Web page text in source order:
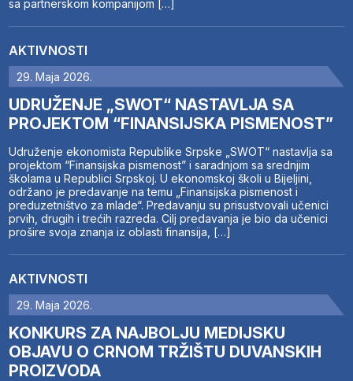
sa partnerskom kompanijom […]
AKTIVNOSTI
29. Maja 2026.
UDRUŽENJE „SWOT“ NASTAVLJA SA
PROJEKTOM “FINANSIJSKA PISMENOST”
Udruženje ekonomista Republike Srpske „SWOT“ nastavlja sa
projektom “Finansijska pismenost” i saradnjom sa srednjim
školama u Republici Srpskoj. U ekonomskoj školi u Bijeljini,
održano je predavanje na temu „Finansijska pismenost i
preduzetništvo za mlade“. Predavanju su prisustvovali učenici
prvih, drugih i trećih razreda. Cilj predavanja je bio da učenici
prošire svoja znanja iz oblasti finansija, […]
AKTIVNOSTI
29. Maja 2026.
KONKURS ZA NAJBOLJU MEDIJSKU
OBJAVU O CRNOM TRŽIŠTU DUVANSKIH
PROIZVODA